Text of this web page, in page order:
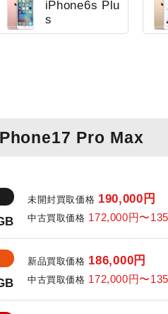
iPhone6s Plu
s
Pro Max
未開封買取価格 190,000円
中古買取価格 172,000円〜
新品買取価格 186,000円
中古買取価格 172,000円〜